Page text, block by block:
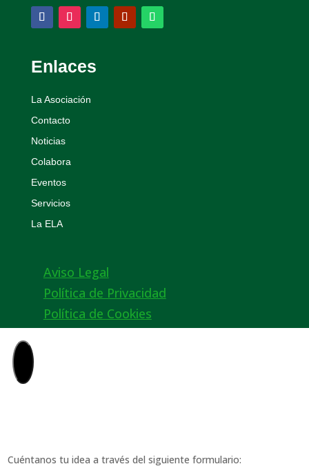
Enlaces
La Asociación
Contacto
Noticias
Colabora
Eventos
Servicios
La ELA
Aviso Legal
Política de Privacidad
Política de Cookies
×
Cuéntanos tu idea a través del siguiente formulario: